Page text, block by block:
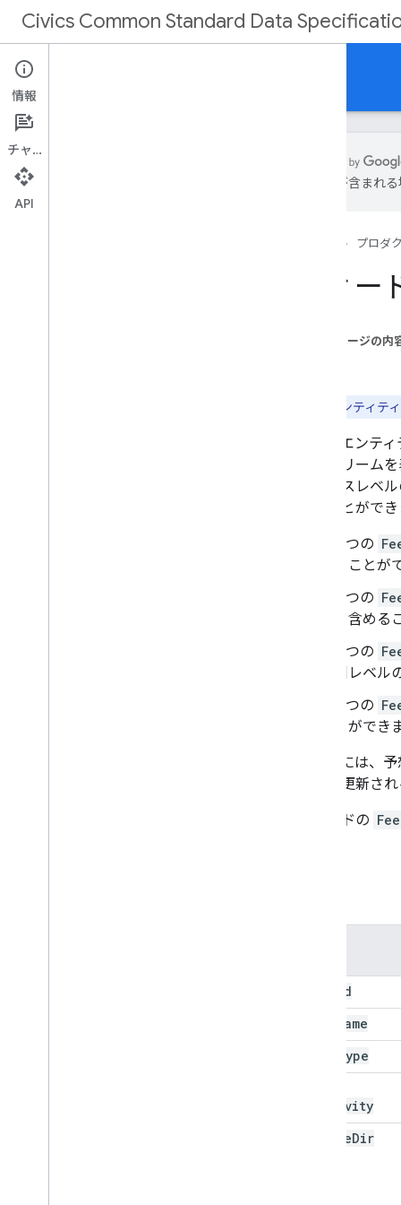
Civics Common Standard Data
リファレンス
データスキーマ
は誤りが含まれ
プロダ
フィー
このページの内
このエンティテ
エンテ
のストリーム
オフィスレベ
めることがで
1 つの
ることが
1 つの
を含める
1 つの
州レベル
1 つの
とがで
には、
続的に更新さ
フィードの
Id
Name
Type
Longevity
SourceDir
情報
チャット
API